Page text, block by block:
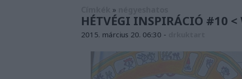
»
HÉTVÉGI INSPIRÁCIÓ #10
2015. március 20. 06:30 -